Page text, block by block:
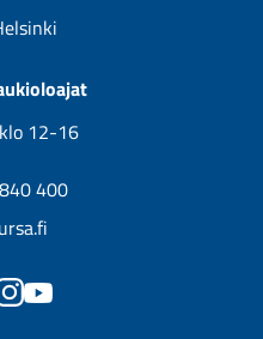
12-16
400